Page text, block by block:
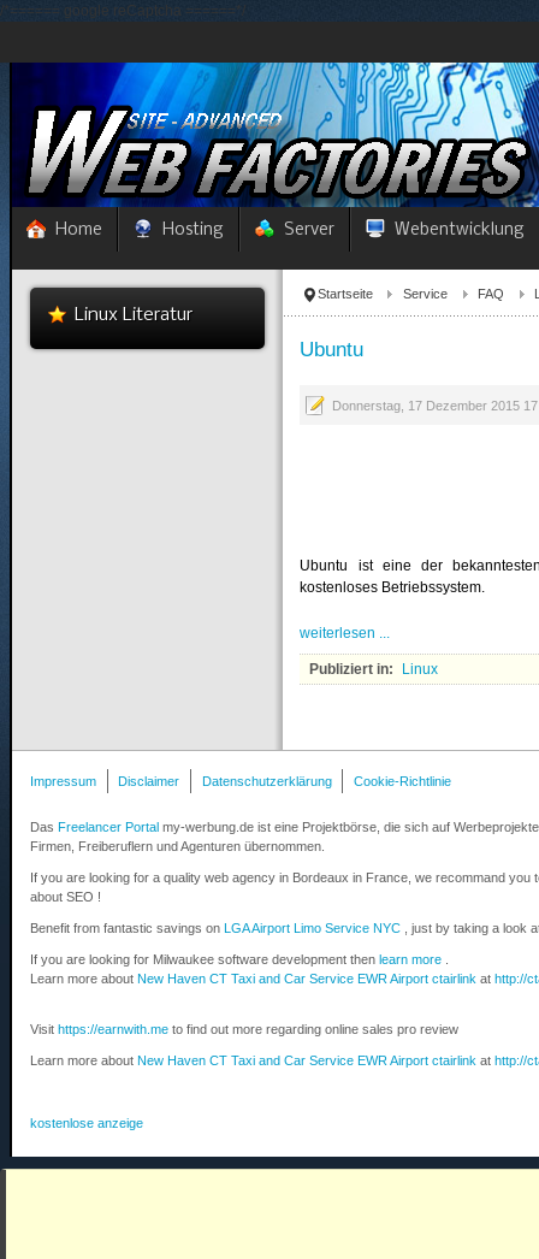
/*====== google reCaptcha ======*/
Home Hosting Server Webentwicklung
Startseite Service FAQ
Ubuntu
Donnerstag, 17 Dezember 2015
Ubuntu ist eine der
kostenloses Betriebssystem.
weiterlesen ...
Publiziert in: Linux
Linux Literatur
Impressum Disclaimer Datenschutzerklärung Cookie-Richtlinie
Das Freelancer Portal my-werbung.de ist eine Projektbörse, die sich auf
Firmen, Freiberuflern und Agenturen übernommen.
If you are looking for a quality web agency in Bordeaux in France, we recommand you
about SEO !
Benefit from fantastic savings on LGA Airport Limo Service NYC , just by taking a look
If you are looking for Milwaukee software development then learn more
Learn more about New Haven CT Taxi and Car Service EWR Airport ctairlink at http://
Visit https://earnwith.me to find out more regarding online sales pro review
Learn more about New Haven CT Taxi and Car Service EWR Airport ctairlink at http://
kostenlose anzeige